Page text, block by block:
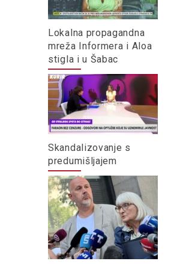
Lokalna propagandna
mreža Informera i Aloa
stigla i u Šabac
Skandalizovanje s
predumišljajem